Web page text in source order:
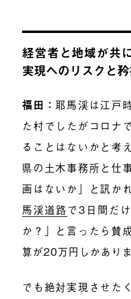
経営者と地域が共
実現へのリスクと
福田：耶馬渓は江戸
た村でしたがコロナ
ることはないかと考
県の土木事務所と仕
画はないか」と訊か
馬渓道路 で3日間だ
か？」と言ったら賛
算が20万円しかありま
でも絶対実現させた